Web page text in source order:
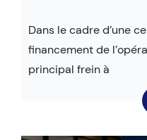
Dans le cadre d’une
financement de
principal frein à